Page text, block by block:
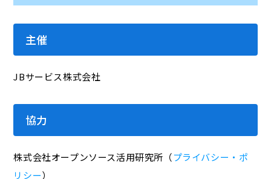
主催
JBサービス株式会社
協力
株式会社オープンソース活用研究所（プライバシー・ポ
リシー）